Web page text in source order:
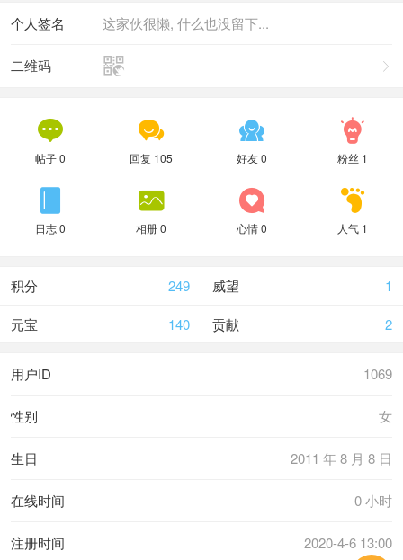
这家伙很懒, 什么也没留下...
个人签名


二维码

帖子 0

回复 105

好友 0

粉丝 1

日志 0

相册 0

心情 0

人气 1
249
积分 1
威望
140
元宝 2
贡献
1069
用户ID
女
性别
2011 年 8 月 8 日
生日
0 小时
在线时间
2020-4-6 13:00
注册时间